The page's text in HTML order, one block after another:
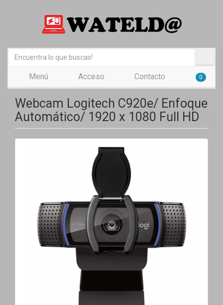
Menú Acceso Contacto 0
Webcam Logitech C920e/ Enfoque
Automático/ 1920 x 1080 Full HD